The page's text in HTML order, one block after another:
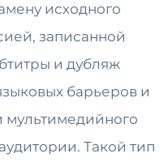
исходного
записанной
и дубляж
барьеров и
мультимедийного
Такой тип